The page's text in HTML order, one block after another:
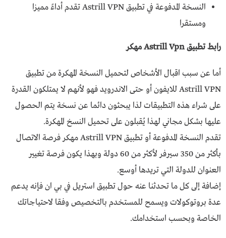
النسخة المدفوعة في تطبيق Astrill VPN تقدم أداءً مميزا
ومستقرا
رابط تطبيق Astrill Vpn مهكر
أما عن سبب اقبال الأشخاص لتحميل النسخة المهكرة من تطبيق
Astrill VPN للايفون أو حتى الاندرويد فهو لأنهم لا يمتلكون القدرة
على شراء هذه التطبيقات لذا يبحثون دائما عن نسخة يتم الحصول
عليها بشكل مجاني لهذا يُقبلون على تحميل النسخ المهكرة.
تقدم النسخة المدفوعة أو تطبيق Astrill VPN مهكر فرصة الاتصال
بأكثر من 350 سيرفر لأكثر من 60 دولة وبهذا يكون فرصة تغيير
العنوان للدولة التي تريدها أوسع.
إضافة إلى كل ما تحدثنا عنه حول تطبيق استريل في بي ان فإنه يدعم
عدة بروتوكولات ويسمح للمستخدم بالتخصيص وفقا لاحتياجاتك
الخاصة وبحسب استخدامك.